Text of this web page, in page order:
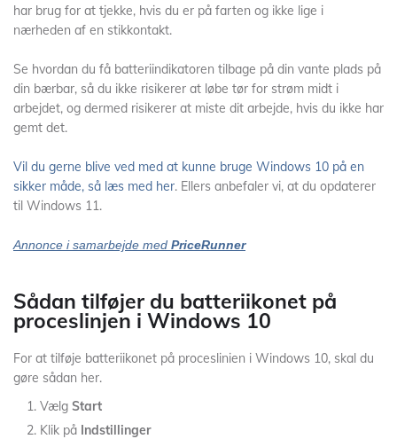
har brug for at tjekke, hvis du er på farten og ikke lige i
nærheden af en stikkontakt.
Se hvordan du få batteriindikatoren tilbage på din vante plads på
din bærbar, så du ikke risikerer at løbe tør for strøm midt i
arbejdet, og dermed risikerer at miste dit arbejde, hvis du ikke har
gemt det.
Vil du gerne blive ved med at kunne bruge Windows 10 på en
sikker måde, så læs med her. Ellers anbefaler vi, at du opdaterer
til Windows 11.
Annonce i samarbejde med PriceRunner
Sådan tilføjer du batteriikonet på
proceslinjen i Windows 10
For at tilføje batteriikonet på proceslinien i Windows 10, skal du
gøre sådan her.
Vælg Start
Klik på Indstillinger